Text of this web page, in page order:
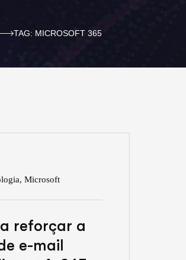
TAG: MICROSOFT 365
, Microsoft
reforçar a
e-mail